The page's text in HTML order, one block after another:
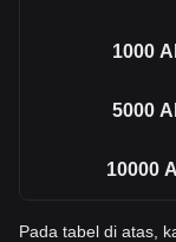
1000
5000
10000
Pada tabel di atas,